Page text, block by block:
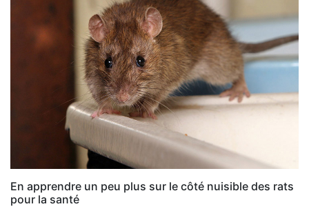
En apprendre un peu plus sur le côté nuisible des rats
pour la santé